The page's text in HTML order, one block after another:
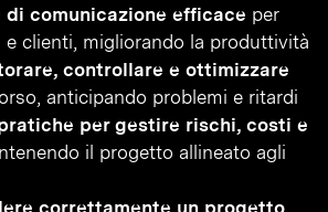
di comunicazione efficace per
e clienti, migliorando la produttività
controllare e ottimizzare
anticipando problemi e ritardi
per gestire rischi, costi e
il progetto allineato agli